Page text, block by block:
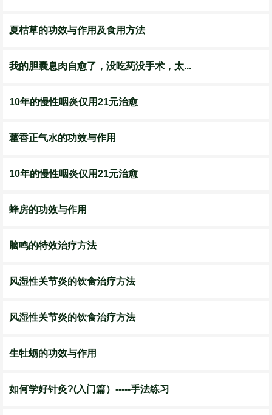
夏枯草的功效与作用及食用方法
我的胆囊息肉自愈了，没吃药没手术，太...
10年的慢性咽炎仅用21元治愈
藿香正气水的功效与作用
10年的慢性咽炎仅用21元治愈
蜂房的功效与作用
脑鸣的特效治疗方法
风湿性关节炎的饮食治疗方法
风湿性关节炎的饮食治疗方法
生牡蛎的功效与作用
如何学好针灸?(入门篇）-----手法练习